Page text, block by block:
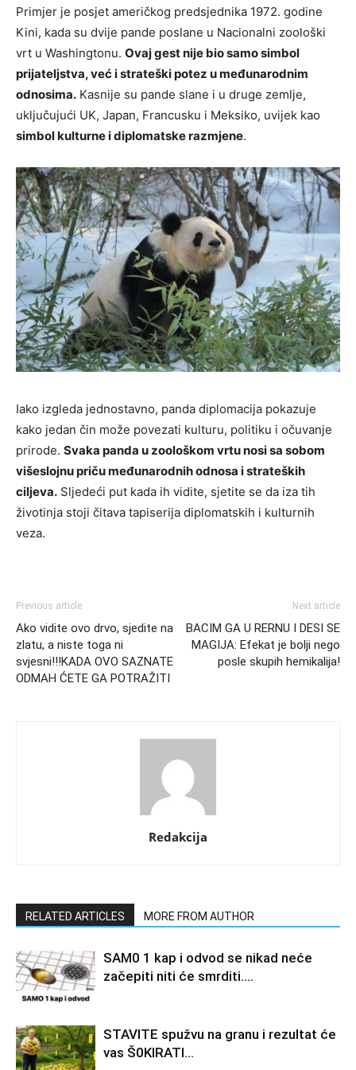
Primjer je posjet američkog predsjednika 1972. godine
Kini, kada su dvije pande poslane u Nacionalni zoološki
vrt u Washingtonu. Ovaj gest nije bio samo simbol
prijateljstva, već i strateški potez u međunarodnim
odnosima. Kasnije su pande slane i u druge zemlje,
uključujući UK, Japan, Francusku i Meksiko, uvijek kao
simbol kulturne i diplomatske razmjene.
Iako izgleda jednostavno, panda diplomacija pokazuje
kako jedan čin može povezati kulturu, politiku i očuvanje
prirode. Svaka panda u zoološkom vrtu nosi sa sobom
višeslojnu priču međunarodnih odnosa i strateških
ciljeva. Sljedeći put kada ih vidite, sjetite se da iza tih
životinja stoji čitava tapiserija diplomatskih i kulturnih
veza.
Previous article
Ako vidite ovo drvo, sjedite na
zlatu, a niste toga ni
svjesni!!!KADA OVO SAZNATE
ODMAH ĆETE GA POTRAŽITI
Next article
BACIM GA U RERNU I DESI SE
MAGIJA: Efekat je bolji nego
posle skupih hemikalija!
Redakcija
RELATED ARTICLES MORE FROM AUTHOR
SAM0 1 kap i odvod se nikad neće
začepiti niti će smrditi….
STAVlTE spužvu na granu i rezultat će
vas Š0KlRATl…